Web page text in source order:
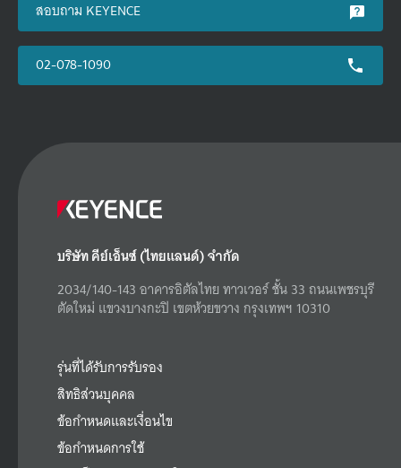
สอบถาม KEYENCE
02-078-1090
บริษัท คีย์เอ็นซ์ (ไทยแลนด์) จำกัด
2034/140-143 อาคารอิตัลไทย ทาวเวอร์ ชั้น 33 ถนนเพชรบุรี
ตัดใหม่ แขวงบางกะปิ เขตห้วยขวาง กรุงเทพฯ 10310
รุ่นที่ได้รับการรับรอง
สิทธิส่วนบุคคล
ข้อกำหนดและเงื่อนไข
ข้อกำหนดการใช้